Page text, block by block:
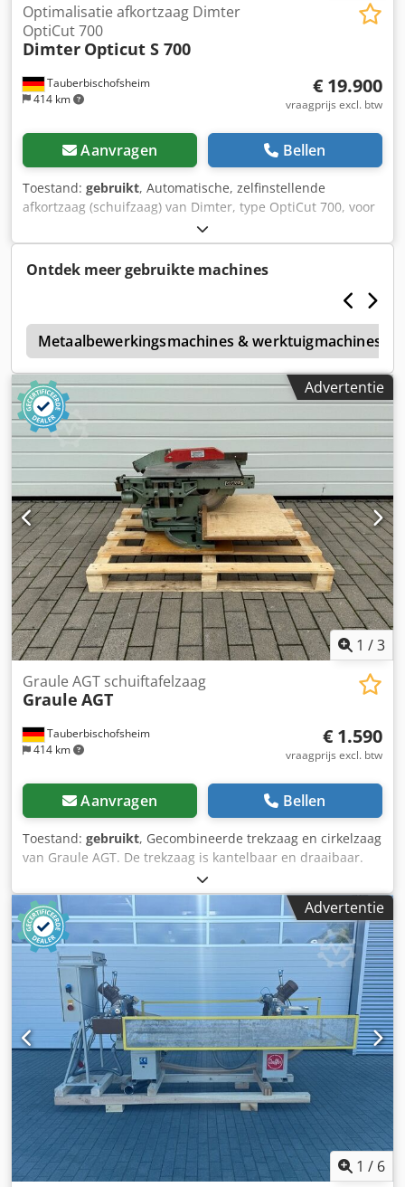
Tauberbischofsheim
414 km
Optimalisatie afkortzaag Dimter
OptiCut 700
Dimter Opticut S 700
€ 19.900
vraagprijs excl. btw
Aanvragen Bellen
Toestand: gebruikt, Automatische, zelfinstellende
afkortzaag (schuifzaag) van Dimter, type OptiCut 700, voor
het afkorten van zeer brede stukken hout, waarbij
rekening wordt gehouden met oneffenheden (gemarkeerd
met fluorescerende krijt) en de gewenste lengte.
Technische specificaties: - Zaaghoogte: max. 120 mm
Chedpozryvajfx Ag Eea - Invoelengte: max. 5.500 mm -
Zaagbreedte: max. 700 mm - Diameter zaagblad: max. 700
mm
Ontdek meer gebruikte machines
Metaalbewerkingsmachines & werktuigmachines
Advertentie
1 /3
Tauberbischofsheim
414 km
Graule AGT schuiftafelzaag
Graule AGT
€ 1.590
vraagprijs excl. btw
Aanvragen Bellen
Toestand: gebruikt, Gecombineerde trekzaag en cirkelzaag
van Graule AGT. De trekzaag is kantelbaar en draaibaar.
De machine kan ook uitsluitend als trekzaag worden
gebruikt door de tafel te demonteren. Zaaghoogte: 85/40
mm Chsdpfxezryu Ns Ag Eoa Technische gegevens: -
Zaaglengte: max. 380 mm
Advertentie
1 / 6